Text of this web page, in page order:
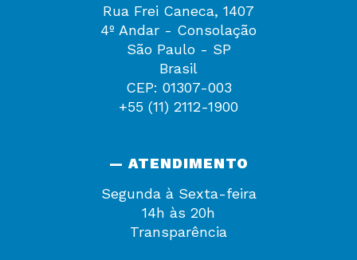
Rua Frei Caneca, 1407
4º Andar - Consolação
São Paulo - SP
Brasil
CEP: 01307-003
+55 (11) 2112-1900
— ATENDIMENTO
Segunda à Sexta-feira
14h às 20h
Transparência